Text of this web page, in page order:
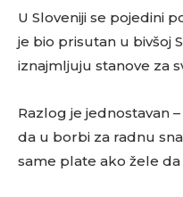
U Sloveniji se pojedini
je bio prisutan u bivšoj
iznajmljuju stanove za
Razlog je jednostavan
da u borbi za radnu
same plate ako žele